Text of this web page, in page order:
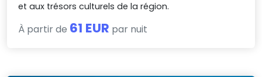
et aux trésors culturels de la région.
À partir de 61 EUR par nuit